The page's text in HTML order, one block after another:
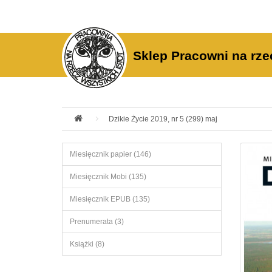
Sklep Pracowni na
Dzikie Życie 2019, nr 5 (299) maj
Miesięcznik papier (146)
Miesięcznik Mobi (135)
Miesięcznik EPUB (135)
Prenumerata (3)
Książki (8)